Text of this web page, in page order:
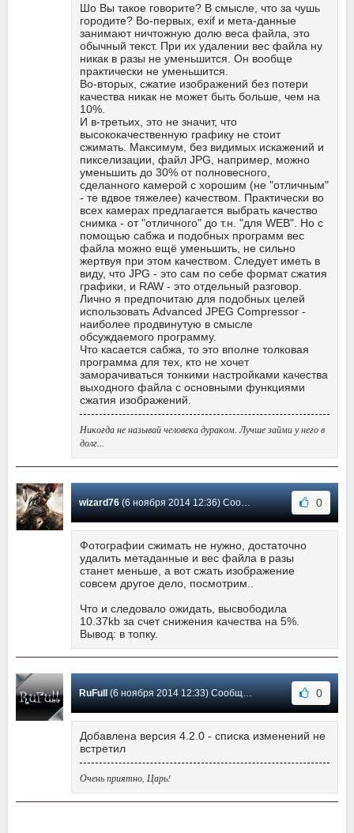
Шо Вы такое говорите? В смысле, что за чушь
городите? Во-первых, exif и мета-данные
занимают ничтожную долю веса файла, это
обычный текст. При их удалении вес файла ну
никак в разы не уменьшится. Он вообще
практически не уменьшится.
Во-вторых, сжатие изображений без потери
качества никак не может быть больше, чем на
10%.
И в-третьих, это не значит, что
высококачественную графику не стоит
сжимать. Максимум, без видимых искажений и
пикселизации, файл JPG, например, можно
уменьшить до 30% от полновесного,
сделанного камерой с хорошим (не "отличным"
- те вдвое тяжелее) качеством. Практически во
всех камерах предлагается выбрать качество
снимка - от "отличного" до т.н. "для WEB". Но с
помощью сабжа и подобных программ вес
файла можно ещё уменьшить, не сильно
жертвуя при этом качеством. Следует иметь в
виду, что JPG - это сам по себе формат сжатия
графики, и RAW - это отдельный разговор.
Лично я предпочитаю для подобных целей
использовать Advanced JPEG Compressor -
наиболее продвинутую в смысле
обсуждаемого программу.
Что касается сабжа, то это вполне толковая
программа для тех, кто не хочет
заморачиваться тонкими настройками качества
выходного файла с основными функциями
сжатия изображений.
Никогда не называй человека дураком. Лучше займи у него в
долг...
wizard76(6 ноября 2014 12:36) Сообщение #3 0
Фотографии сжимать не нужно, достаточно
удалить метаданные и вес файла в разы
станет меньше, а вот сжать изображение
совсем другое дело, посмотрим..
Что и следовало ожидать, высвободила
10.37kb за счет снижения качества на 5%.
Вывод: в топку.
RuFull(6 ноября 2014 12:33) Сообщение #2 0
Добавлена версия 4.2.0 - списка изменений не
встретил
Очень приятно, Царь!